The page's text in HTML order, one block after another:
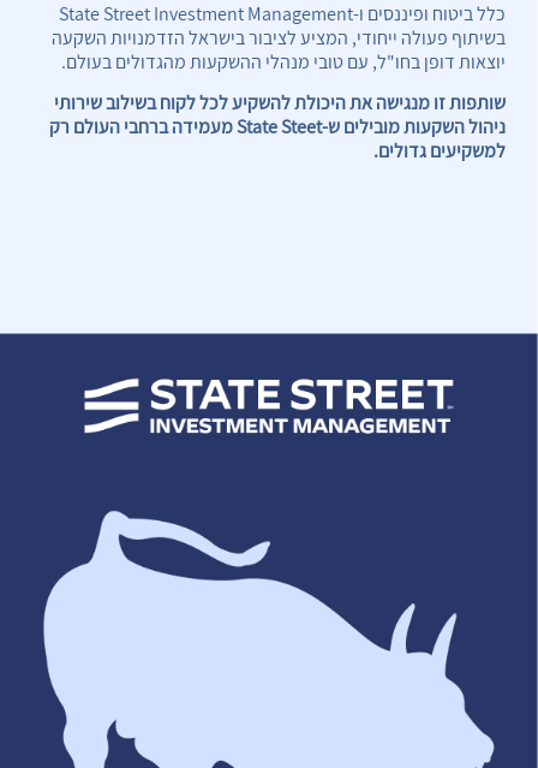
כלל ביטוח ופיננסים ו-State Street Investment Management
בשיתוף פעולה ייחודי, המציע לציבור בישראל הזדמנויות השקעה
יוצאות דופן בחו"ל, עם טובי מנהלי ההשקעות מהגדולים בעולם.
שותפות זו מנגישה את היכולת להשקיע לכל לקוח בשילוב שירותי
ניהול השקעות מובילים ש-State Steet מעמידה ברחבי העולם רק
למשקיעים גדולים.